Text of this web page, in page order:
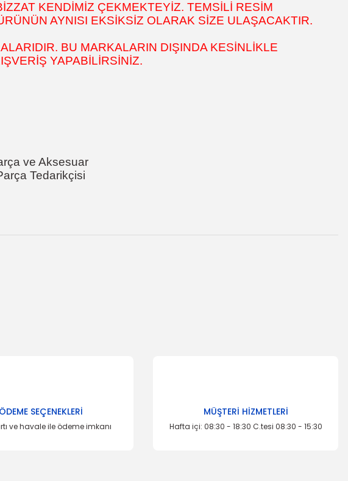
KENDİMİZ ÇEKMEKTEYİZ. TEMSİLİ RESİM
AYNISI EKSİKSİZ OLARAK SİZE ULAŞACAKTIR.
BU MARKALARIN DIŞINDA KESİNLİKLE
YAPABİLİRSİNİZ.
ve Aksesuar
Tedarikçisi
tarafımıza iletebilirsiniz.
İTHAL ÜRÜN
ÖDEME SEÇENEKLERİ
ve havale ile ödeme imkanı
MÜŞTERİ HİZMETLERİ
Hafta içi: 08:30 - 18:30 C.tesi 08:30 - 15:30